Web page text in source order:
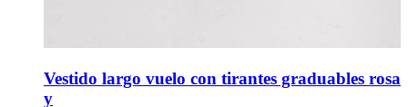
Vestido largo vuelo con tirantes graduables rosa
y